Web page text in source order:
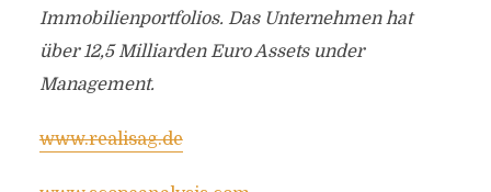
Immobilienportfolios. Das Unternehmen hat
über 12,5 Milliarden Euro Assets under
Management.
www.realisag.de